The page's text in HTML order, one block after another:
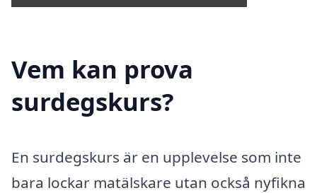
Vem kan prova
surdegskurs?
En surdegskurs är en upplevelse som inte
bara lockar matälskare utan också nyfikna